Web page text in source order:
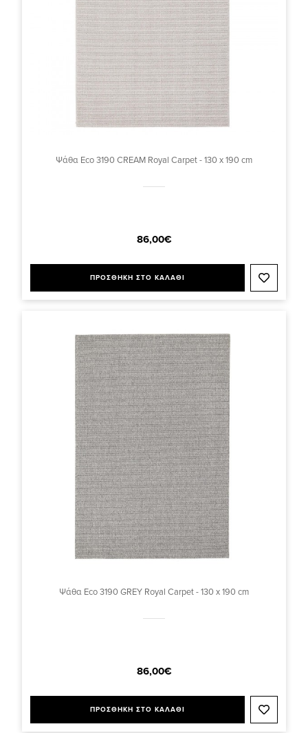
Ψάθα Eco 3190 CREAM Royal Carpet - 130 x 190 cm
86,00€
ΠΡΟΣΘΗΚΗ ΣΤΟ ΚΑΛΑΘΙ
Ψάθα Eco 3190 GREY Royal Carpet - 130 x 190 cm
86,00€
ΠΡΟΣΘΗΚΗ ΣΤΟ ΚΑΛΑΘΙ